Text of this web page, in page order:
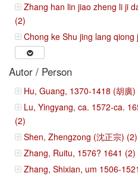
Zhang han lin jiao zheng li ji
(2)
Chong ke Shu jing lang
Autor / Person
Hu, Guang, 1370-1418 (胡廣)
Lu, Yingyang, ca. 1572-ca.
(2)
Shen, Zhengzong (沈正宗) (2)
Zhang, Ruitu, 1576? 1641 (2)
Zhang, Shixian, um 1506-